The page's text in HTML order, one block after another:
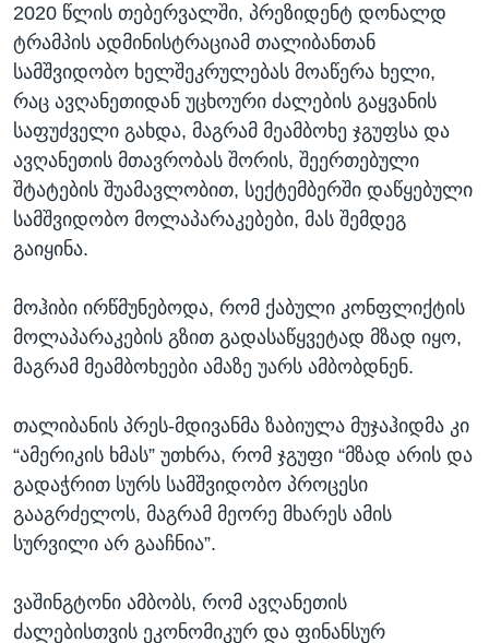
2020 წლის თებერვალში, პრეზიდენტ დონალდ
ტრამპის ადმინისტრაციამ თალიბანთან
სამშვიდობო ხელშეკრულებას მოაწერა ხელი,
რაც ავღანეთიდან უცხოური ძალების გაყვანის
საფუძველი გახდა, მაგრამ მეამბოხე ჯგუფსა და
ავღანეთის მთავრობას შორის, შეერთებული
შტატების შუამავლობით, სექტემბერში დაწყებული
სამშვიდობო მოლაპარაკებები, მას შემდეგ
გაიყინა.
მოჰიბი ირწმუნებოდა, რომ ქაბული კონფლიქტის
მოლაპარაკების გზით გადასაწყვეტად მზად იყო,
მაგრამ მეამბოხეები ამაზე უარს ამბობდნენ.
თალიბანის პრეს-მდივანმა ზაბიულა მუჯაჰიდმა კი
“ამერიკის ხმას” უთხრა, რომ ჯგუფი “მზად არის და
გადაჭრით სურს სამშვიდობო პროცესი
გააგრძელოს, მაგრამ მეორე მხარეს ამის
სურვილი არ გააჩნია”.
ვაშინგტონი ამბობს, რომ ავღანეთის
ძალებისთვის ეკონომიკურ და ფინანსურ